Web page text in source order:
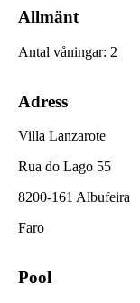
Allmänt
Antal våningar: 2
Adress
Villa Lanzarote
Rua do Lago 55
8200-161 Albufeira
Faro
Pool